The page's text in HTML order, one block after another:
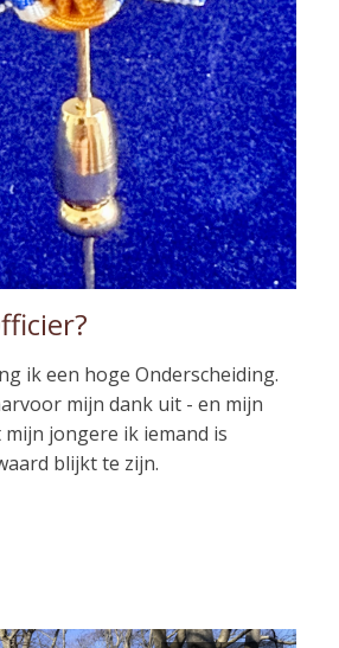
ik een hoge Onderscheiding.
mijn dank uit - en mijn
jongere ik iemand is
blijkt te zijn.